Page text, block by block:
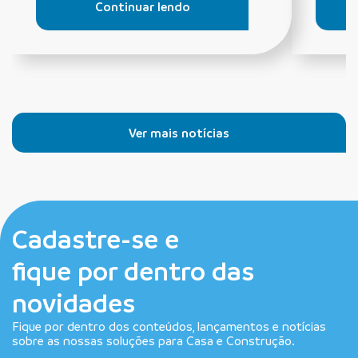
Continuar lendo
Ver mais notícias
Cadastre-se e
fique por dentro das
novidades
Fique por dentro dos conteúdos, lançamentos e notícias
sobre as nossas soluções para Casa e Construção.